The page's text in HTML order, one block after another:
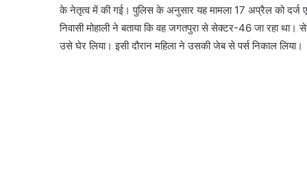
के नेतृत्व में की गई। पुलिस के अनुसार यह मामला 17 अप्रैल को दर्ज
निवासी मोहाली ने बताया कि वह जगतपुरा से सेक्टर-46 जा रहा
उसे घेर लिया। इसी दौरान महिला ने उसकी जेब से पर्स निकाल लिया।